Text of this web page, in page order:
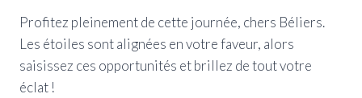
Profitez pleinement de cette journée, chers Béliers.
Les étoiles sont alignées en votre faveur, alors
saisissez ces opportunités et brillez de tout votre
éclat !